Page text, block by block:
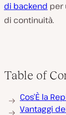
di backend per
di continuità.
Table of
Cos’È la
Vantaggi